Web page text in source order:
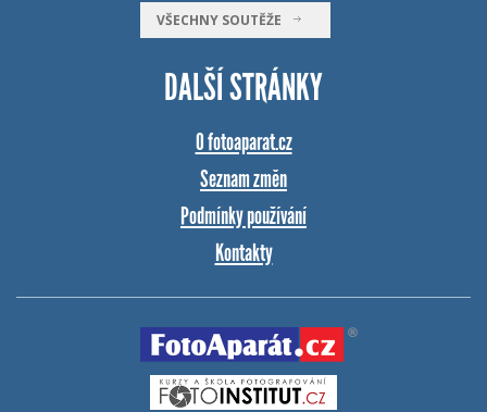
VŠECHNY SOUTĚŽE
DALŠÍ STRÁNKY
O fotoaparat.cz
Seznam změn
Podmínky používání
Kontakty